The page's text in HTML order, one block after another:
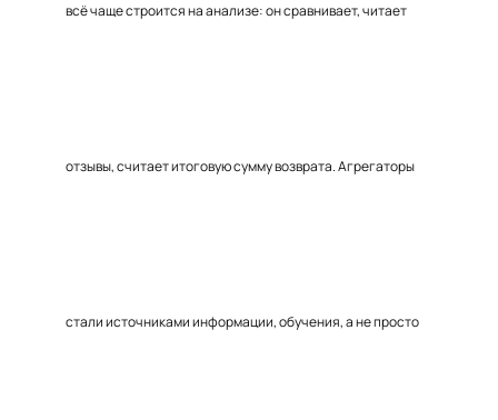
всё чаще строится на анализе: он сравнивает, читает
отзывы, считает итоговую сумму возврата. Агрегаторы
стали источниками информации, обучения, а не просто